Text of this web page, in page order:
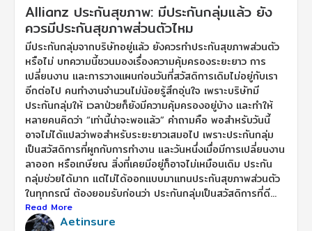
Allianz ประกันสุขภาพ: มีประกันกลุ่มแล้ว ยัง
ควรมีประกันสุขภาพส่วนตัวไหม
มีประกันกลุ่มจากบริษัทอยู่แล้ว ยังควรทำประกันสุขภาพส่วนตัว
หรือไม่ บทความนี้ชวนมองเรื่องความคุ้มครองระยะยาว การ
เปลี่ยนงาน และการวางแผนก่อนวันที่สวัสดิการเดิมไม่อยู่กับเรา
อีกต่อไป คนทำงานจำนวนไม่น้อยรู้สึกอุ่นใจ เพราะบริษัทมี
ประกันกลุ่มให้ เวลาป่วยก็ยังมีความคุ้มครองอยู่บ้าง และทำให้
หลายคนคิดว่า “เท่านี้น่าจะพอแล้ว” คำถามคือ พอสำหรับวันนี้
อาจไม่ได้แปลว่าพอสำหรับระยะยาวเสมอไป เพราะประกันกลุ่ม
เป็นสวัสดิการที่ผูกกับการทำงาน และวันหนึ่งเมื่อมีการเปลี่ยนงาน
ลาออก หรือเกษียณ สิ่งที่เคยมีอยู่ก็อาจไม่เหมือนเดิม ประกัน
กลุ่มช่วยได้มาก แต่ไม่ได้ออกแบบมาแทนประกันสุขภาพส่วนตัว
ในทุกกรณี ต้องยอมรับก่อนว่า ประกันกลุ่มเป็นสวัสดิการที่ดี...
Read More
Aetinsure